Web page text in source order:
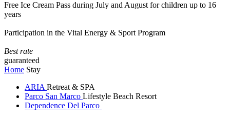
Free Ice Cream Pass during July and August for children up to 16
years
Participation in the Vital Energy & Sport Program
Best rate
guaranteed
Home Stay
ARIA Retreat & SPA
Parco San Marco Lifestyle Beach Resort
Dependence Del Parco